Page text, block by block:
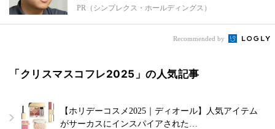
PR（シンプレクス・ホールディングス）
Recommended by
「クリスマスコフレ2025」の人気記事
【ホリデーコスメ2025｜ディオール】人気アイテム
がサーカスにインスパイアされた…